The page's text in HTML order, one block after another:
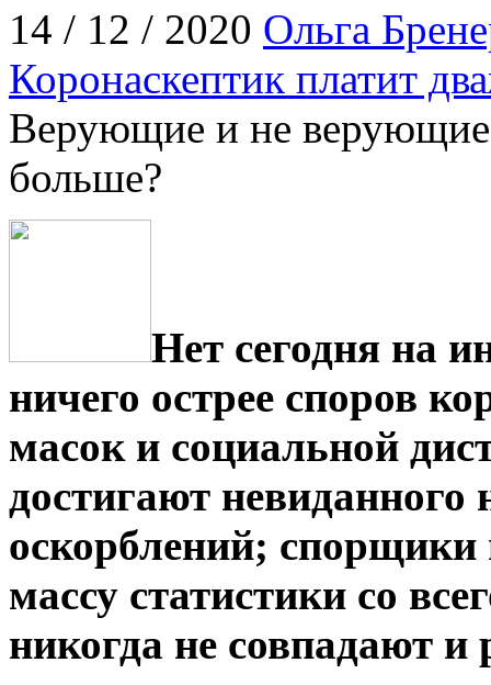
14 / 12 / 2020 Ольга
Коронаскептик платит
Верующие и не верующие
больше?
Нет сегодня на
ничего острее споров
масок и социальной
достигают
оскорблений;
массу статистики со
никогда не совпадают и